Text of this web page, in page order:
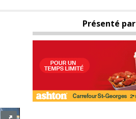
Présenté par